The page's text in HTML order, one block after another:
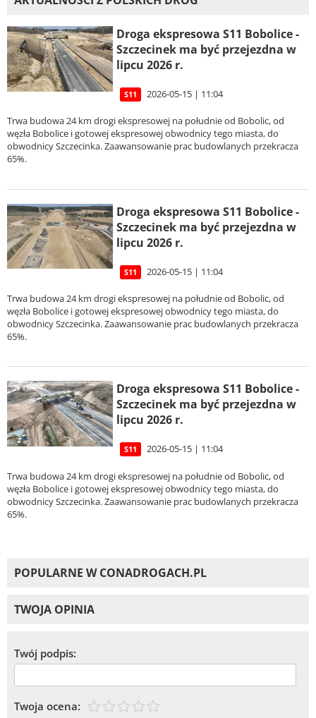
Droga ekspresowa S11 Bobolice -
Szczecinek ma być przejezdna w
lipcu 2026 r.
S11 2026-05-15 | 11:04
Trwa budowa 24 km drogi ekspresowej na południe od Bobolic, od
węzła Bobolice i gotowej ekspresowej obwodnicy tego miasta, do
obwodnicy Szczecinka. Zaawansowanie prac budowlanych przekracza
65%.
Droga ekspresowa S11 Bobolice -
Szczecinek ma być przejezdna w
lipcu 2026 r.
S11 2026-05-15 | 11:04
Trwa budowa 24 km drogi ekspresowej na południe od Bobolic, od
węzła Bobolice i gotowej ekspresowej obwodnicy tego miasta, do
obwodnicy Szczecinka. Zaawansowanie prac budowlanych przekracza
65%.
Droga ekspresowa S11 Bobolice -
Szczecinek ma być przejezdna w
lipcu 2026 r.
S11 2026-05-15 | 11:04
Trwa budowa 24 km drogi ekspresowej na południe od Bobolic, od
węzła Bobolice i gotowej ekspresowej obwodnicy tego miasta, do
obwodnicy Szczecinka. Zaawansowanie prac budowlanych przekracza
65%.
POPULARNE W CONADROGACH.PL
TWOJA OPINIA
Twój podpis:
Twoja ocena: